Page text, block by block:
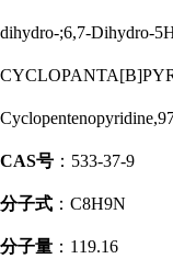
dihydro-;6,7-Dihydro-
CAS号 ：533-37-9
分子式 ：C8H9N
分子量 ：119.16